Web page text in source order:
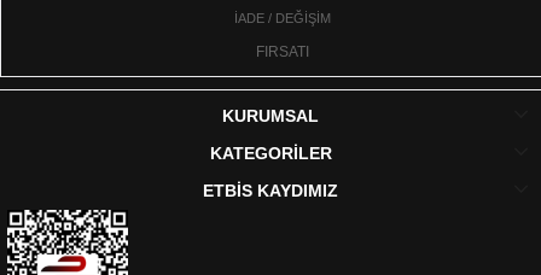
İADE / DEĞİŞİM
FIRSATI
KURUMSAL
KATEGORİLER
ETBİS KAYDIMIZ